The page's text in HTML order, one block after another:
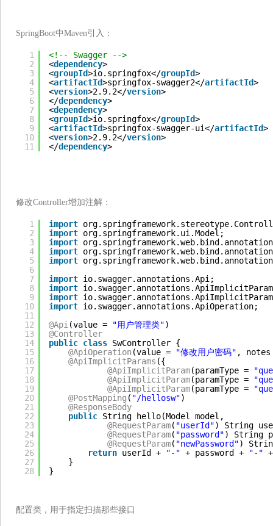
SpringBoot中Maven引入：
1
2
3
4
5
6
7
8
9
10
11
<!-- Swagger -->
<dependency>
<groupId>io.springfox</groupId>
<artifactId>springfox-swagger2</artifactId>
<version>2.9.2</version>
</dependency>
<dependency>
<groupId>io.springfox</groupId>
<artifactId>springfox-swagger-ui</artifactId>
<version>2.9.2</version>
</dependency>
修改Controller增加注解：
1
2
3
4
5
6
7
8
9
10
11
12
13
14
15
16
17
18
19
20
21
22
23
24
25
26
27
28
import
import org.springframework.ui.Model;
import
import
import
import io.swagger.annotations.Api;
import
import
import io.swagger.annotations.ApiOperation;
@Api (value = "用户管理类")
@Controller
public class SwController {
@ApiOperation(value = "修改用户密码" ,
@ApiImplicitParams ({
@ApiImplicitParam(paramType =
@ApiImplicitParam(paramType =
@ApiImplicitParam(paramType =
@PostMapping ( "/hellosw")
@ResponseBody
public String hello(Model model,
@RequestParam( "userId") String
@RequestParam( "password") String
@RequestParam( "newPassword")
return userId + "-" + password + "-"
}
}
配置类，用于指定扫描那些接口